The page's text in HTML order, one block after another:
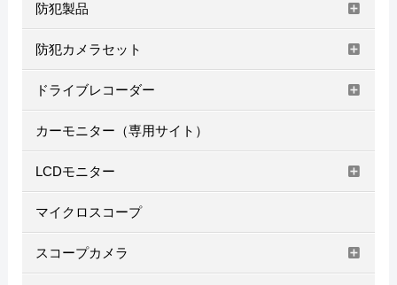
防犯製品
防犯カメラセット
ドライブレコーダー
カーモニター（専用サイト）
LCDモニター
マイクロスコープ
スコープカメラ